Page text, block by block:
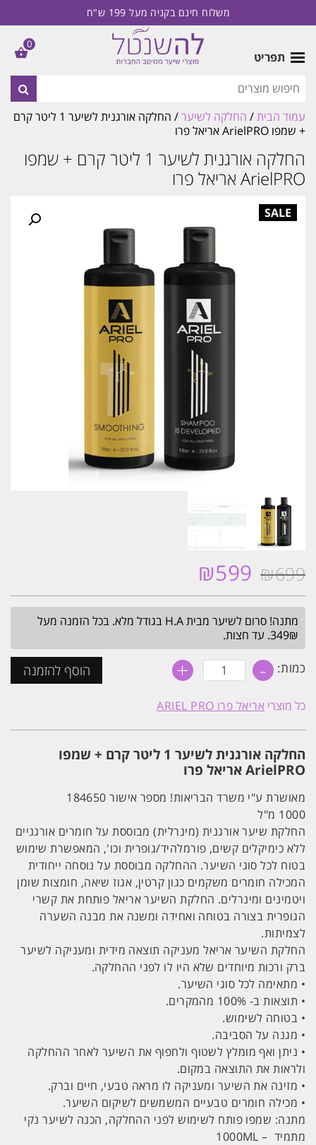
משלוח חינם בקניה מעל 199 ש"ח
תפריט
עמוד הבית/ החלקה לשיער
/ החלקה אורגנית לשיער 1 ליטר קרם
+ שמפו ArielPRO אריאל פרו
החלקה אורגנית לשיער 1 ליטר קרם + שמפו
ArielPRO אריאל פרו
₪699
המחיר
היה:
₪699.
₪599
הוא:
₪599. מתנה! סרום לשיער מבית H.A בגודל מלא. בכל הזמנה מעל
349₪. עד חצות.
כמות: - כמות
של
אורגנית
לשיער
ליטר
+
שמפו
ArielPRO
פרו
+ הוסף להזמנה
כל מוצרי אריאל פרו ARIEL PRO
החלקה אורגנית לשיער 1 ליטר קרם + שמפו
ArielPRO אריאל פרו
מאושרת ע"י משרד הבריאות! מספר אישור 184650
1000 מ"ל
החלקת שיער אורגנית (מינרלית) מבוססת על חומרים אורגניים
ללא כימיקלים קשים, פורמלהיד/גופרית וכו', המאפשרת שימוש
בטוח לכל סוגי השיער. ההחלקה מבוססת על נוסחה ייחודית
המכילה חומרים משקמים כגון קרטין, אגוז שיאה, חומצות שומן
ויטמינים ומינרלים. החלקת השיער אריאל פותחת את קשרי
הגופרית בצורה בטוחה ואחידה ומשנה את מבנה השערה
לצמיתות.
החלקת השיער אריאל מעניקה תוצאה מידית ומעניקה לשיער
ברק ורכות מיוחדים שלא היו לו לפני ההחלקה.
• מתאימה לכל סוגי השיער.
• תוצאות ב- 100% מהמקרים.
• בטוחה לשימוש.
• מגנה על הסביבה.
• ניתן ואף מומלץ לשטוף ולחפוף את השיער לאחר ההחלקה
ולראות את התוצאה במקום.
• מזינה את השיער ומעניקה לו מראה טבעי, חיים וברק.
• מכילה חומרים טבעיים המשמשים לשיקום השיער.
מתנה: שמפו פותח לשימוש לפני ההחלקה, הכנה לשיער נקי
מתמיד – 1000ML
0